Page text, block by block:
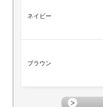
ネイビー
ブラウン